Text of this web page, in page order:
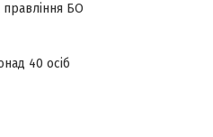
БО
40 осіб